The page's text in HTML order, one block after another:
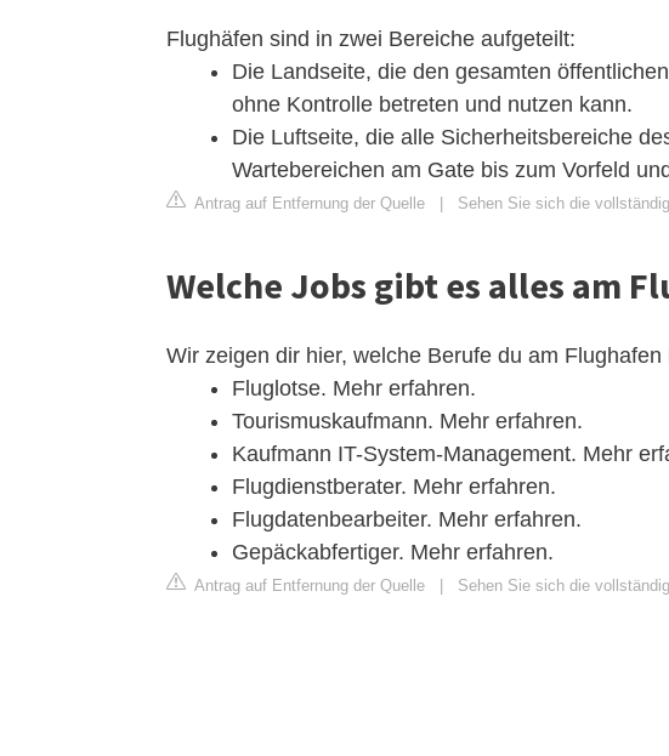
Flughäfen sind in zwei Bereiche aufgeteilt:
Die Landseite, die den gesamten
ohne Kontrolle betreten und nutzen kann.
Die Luftseite, die alle Sicherheitsbereiche
Wartebereichen am Gate bis zum Vorfeld
Antrag auf Entfernung der Quelle Sehen Sie sich die
Welche Jobs gibt es alles am
Wir zeigen dir hier, welche Berufe du am
Fluglotse. Mehr erfahren.
Tourismuskaufmann. Mehr erfahren.
Kaufmann IT-System-Management. Mehr
Flugdienstberater. Mehr erfahren.
Flugdatenbearbeiter. Mehr erfahren.
Gepäckabfertiger. Mehr erfahren.
Antrag auf Entfernung der Quelle Sehen Sie sich die